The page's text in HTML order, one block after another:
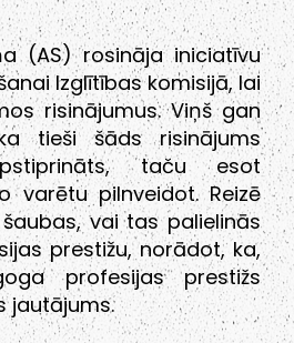
(AS) rosināja iniciatīvu
Izglītības komisijā, lai
risinājumus. Viņš gan
tieši šāds risinājums
taču esot
varētu pilnveidot. Reizē
vai tas palielinās
prestižu, norādot, ka,
profesijas prestižs
jautājums.